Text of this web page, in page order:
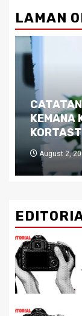
LAMAN
Dilema
Kutukan
July 29,